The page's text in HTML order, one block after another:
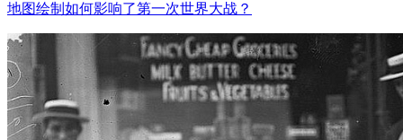
地图绘制如何影响了第一次世界大战？